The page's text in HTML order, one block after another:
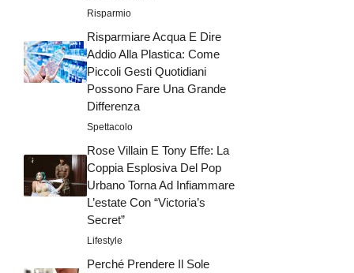
Risparmio
Risparmiare Acqua E Dire
Addio Alla Plastica: Come
Piccoli Gesti Quotidiani
Possono Fare Una Grande
Differenza
Spettacolo
Rose Villain E Tony Effe: La
Coppia Esplosiva Del Pop
Urbano Torna Ad Infiammare
L’estate Con “Victoria’s
Secret”
Lifestyle
Perché Prendere Il Sole